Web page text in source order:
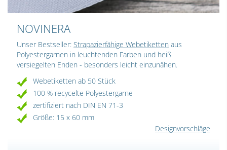
NOVINERA
Unser Bestseller: Strapazierfähige Webetiketten aus
Polyestergarnen in leuchtenden Farben und heiß
versiegelten Enden - besonders leicht einzunähen.
Webetiketten ab 50 Stück
100 % recycelte Polyestergarne
zertifiziert nach DIN EN 71-3
Größe: 15 x 60 mm
Designvorschläge